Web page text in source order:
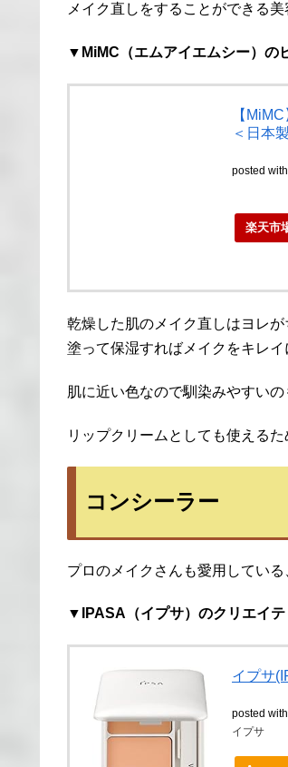
メイク直しをすることができる美
▼MiMC（エムアイエムシー）の
【
＜日本
posted with
楽天市
乾燥した肌のメイク直しはヨレ
塗って保湿すればメイクをキレ
肌に近い色なので馴染みやすいの
リップクリームとしても使える
コンシーラー
プロのメイクさんも愛用してい
▼IPASA（イプサ）のクリエイ
イプサ
posted with
イプサ